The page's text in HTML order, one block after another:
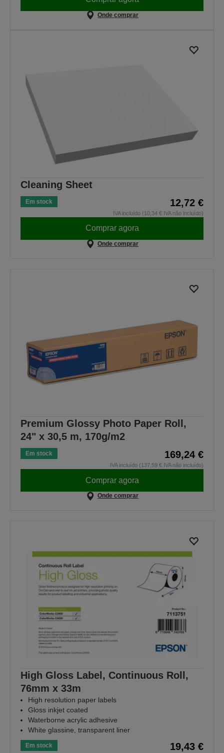
Onde comprar
Cleaning Sheet
Em stock 12,72 €
IVA incluído (10,34 € IVA não incluído)
Comprar agora
Onde comprar
Premium Glossy Photo Paper Roll,
24" x 30,5 m, 170g/m2
Em stock 169,24 €
IVA incluído (137,59 € IVA não incluído)
Comprar agora
Onde comprar
High Gloss Label, Continuous Roll,
76mm x 33m
High resolution paper labels
Gloss inkjet coated
Waterborne acrylic adhesive
White glassine, transparent liner
Em stock 19,43 €